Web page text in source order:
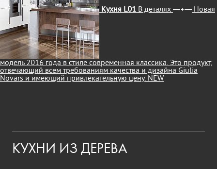
Кухня L01 В деталях Новая
модель 2016 года в стиле современная классика. Это продукт,
отвечающий всем требованиям качества и дизайна Giulia
Novars и имеющий привлекательную цену. NEW
КУХНИ ИЗ ДЕРЕВА